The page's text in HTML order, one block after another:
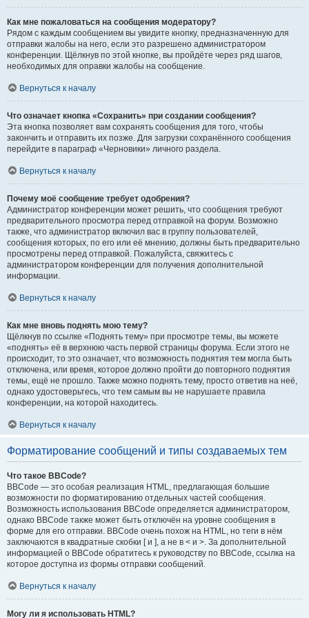
Как мне пожаловаться на сообщения модератору?
Рядом с каждым сообщением вы увидите кнопку, предназначенную для
отправки жалобы на него, если это разрешено администратором
конференции. Щёлкнув по этой кнопке, вы пройдёте через ряд шагов,
необходимых для оправки жалобы на сообщение.
Вернуться к началу
Что означает кнопка «Сохранить» при создании сообщения?
Эта кнопка позволяет вам сохранять сообщения для того, чтобы
закончить и отправить их позже. Для загрузки сохранённого сообщения
перейдите в параграф «Черновики» личного раздела.
Вернуться к началу
Почему моё сообщение требует одобрения?
Администратор конференции может решить, что сообщения требуют
предварительного просмотра перед отправкой на форум. Возможно
также, что администратор включил вас в группу пользователей,
сообщения которых, по его или её мнению, должны быть предварительно
просмотрены перед отправкой. Пожалуйста, свяжитесь с
администратором конференции для получения дополнительной
информации.
Вернуться к началу
Как мне вновь поднять мою тему?
Щёлкнув по ссылке «Поднять тему» при просмотре темы, вы можете
«поднять» её в верхнюю часть первой страницы форума. Если этого не
происходит, то это означает, что возможность поднятия тем могла быть
отключена, или время, которое должно пройти до повторного поднятия
темы, ещё не прошло. Также можно поднять тему, просто ответив на неё,
однако удостоверьтесь, что тем самым вы не нарушаете правила
конференции, на которой находитесь.
Вернуться к началу
Форматирование сообщений и типы создаваемых тем
Что такое BBCode?
BBCode — это особая реализация HTML, предлагающая большие
возможности по форматированию отдельных частей сообщения.
Возможность использования BBCode определяется администратором,
однако BBCode также может быть отключён на уровне сообщения в
форме для его отправки. BBCode очень похож на HTML, но теги в нём
заключаются в квадратные скобки [ и ], а не в < и >. За дополнительной
информацией о BBCode обратитесь к руководству по BBCode, ссылка на
которое доступна из формы отправки сообщений.
Вернуться к началу
Могу ли я использовать HTML?